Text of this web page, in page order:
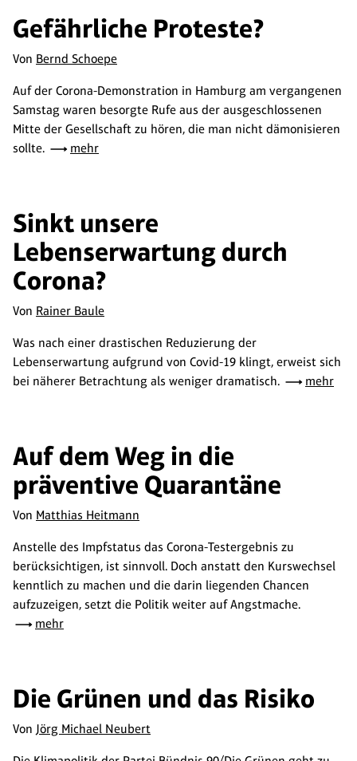
Gefährliche Proteste?
Von Bernd Schoepe
Auf der Corona-Demonstration in Hamburg am vergangenen
Samstag waren besorgte Rufe aus der ausgeschlossenen
Mitte der Gesellschaft zu hören, die man nicht dämonisieren
sollte.
mehr
Sinkt unsere
Lebenserwartung durch
Corona?
Von Rainer Baule
Was nach einer drastischen Reduzierung der
Lebenserwartung aufgrund von Covid-19 klingt, erweist sich
bei näherer Betrachtung als weniger dramatisch.
mehr
Auf dem Weg in die
präventive Quarantäne
Von Matthias Heitmann
Anstelle des Impfstatus das Corona-Testergebnis zu
berücksichtigen, ist sinnvoll. Doch anstatt den Kurswechsel
kenntlich zu machen und die darin liegenden Chancen
aufzuzeigen, setzt die Politik weiter auf Angstmache.
mehr
Die Grünen und das Risiko
Von Jörg Michael Neubert